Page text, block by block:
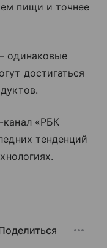
пищи и точнее
одинаковые
достигаться
канал «РБК
тенденций